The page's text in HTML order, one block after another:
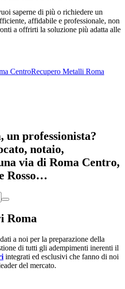
saperne di più o richiedere un
affidabile e professionale, non
a offrirti la soluzione più adatta alle
CentroRecupero Metalli Roma
un professionista?
notaio,
via di Roma Centro,
Rosso…
Roma
a noi per la preparazione della
di tutti gli adempimenti inerenti il
integrati ed esclusivi che fanno di noi
del mercato.